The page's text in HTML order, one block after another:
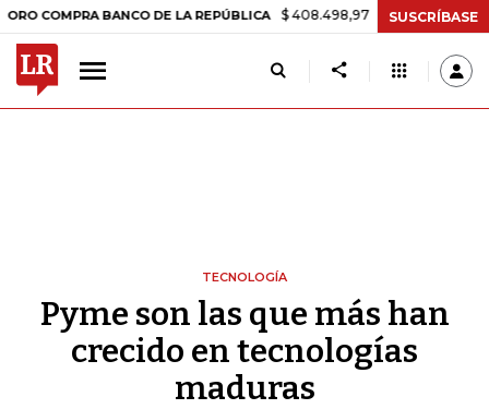
BANCO DE LA REPÚBLICA $ 408.498,97 +$ 8.753,81 +2,19%
SUSCRÍBASE
TECNOLOGÍA
Pyme son las que más han
crecido en tecnologías
maduras